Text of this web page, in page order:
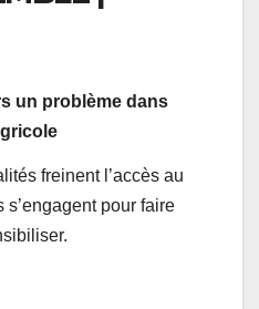
un problème dans
freinent l’accès au
s’engagent pour faire